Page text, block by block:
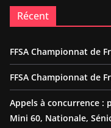
Récent
FFSA Championnat de
FFSA Championnat de
Appels à concurrence :
Mini 60, Nationale,